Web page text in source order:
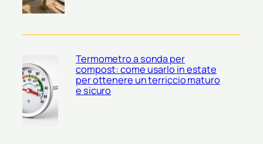
Termometro a sonda per
compost: come usarlo in estate
per ottenere un terriccio maturo
e sicuro